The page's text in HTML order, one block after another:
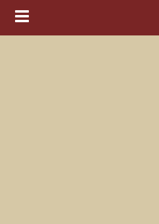
Navigation ein-/ausblenden